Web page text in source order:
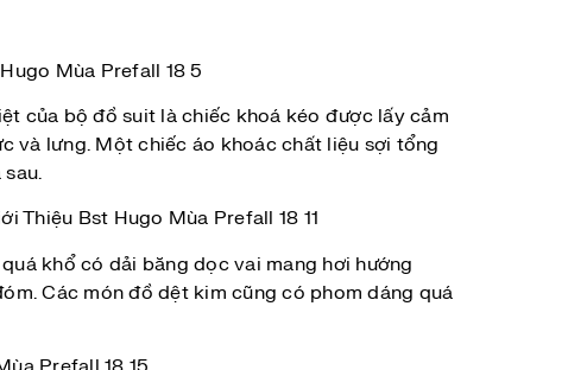
của bộ đồ suit là chiếc khoá kéo được lấy cảm
và lưng. Một chiếc áo khoác chất liệu sợi tổng
khổ có dải băng dọc vai mang hơi hướng
Các món đồ dệt kim cũng có phom dáng quá